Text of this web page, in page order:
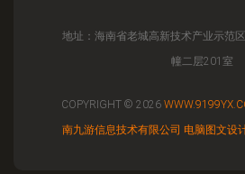
地址：海南省老城高新技术产业示范
幢二层201室
COPYRIGHT © 2026
南九游信息技术有限公司 电脑图文设